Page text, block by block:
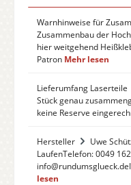
Warnhinweise für
Zusammenbau der
hier weitgehend
Patron Mehr lesen
Lieferumfang Laserteile
Stück genau
keine Reserve
Hersteller
Uwe
LaufenTelefon: 0049
lesen